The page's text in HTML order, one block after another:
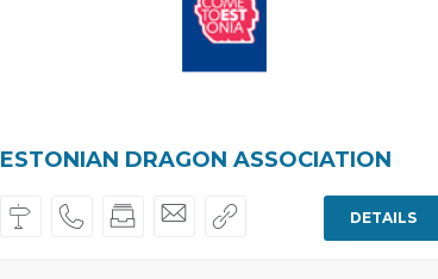
ESTONIAN DRAGON ASSOCIATION
DETAILS